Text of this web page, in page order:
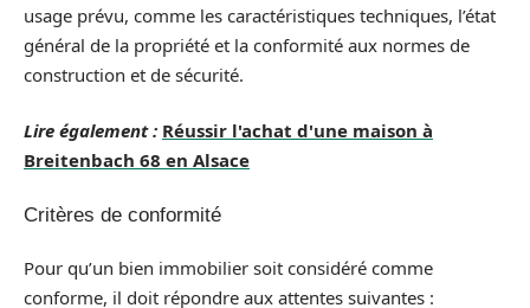
usage prévu, comme les caractéristiques techniques, l’état
général de la propriété et la conformité aux normes de
construction et de sécurité.
Lire également : Réussir l'achat d'une maison à
Breitenbach 68 en Alsace
Critères de conformité
Pour qu’un bien immobilier soit considéré comme
conforme, il doit répondre aux attentes suivantes :